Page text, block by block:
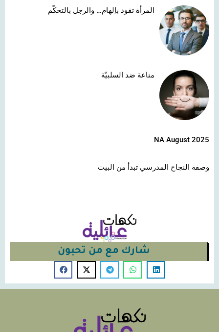
المرأة تقود بإلهام… والرجل بالتحكّم
مناعة ضد السلبيّة
NA August 2025
وصفة النجاح المدرسي تبدأ من البيت
شارك مع من تحبون